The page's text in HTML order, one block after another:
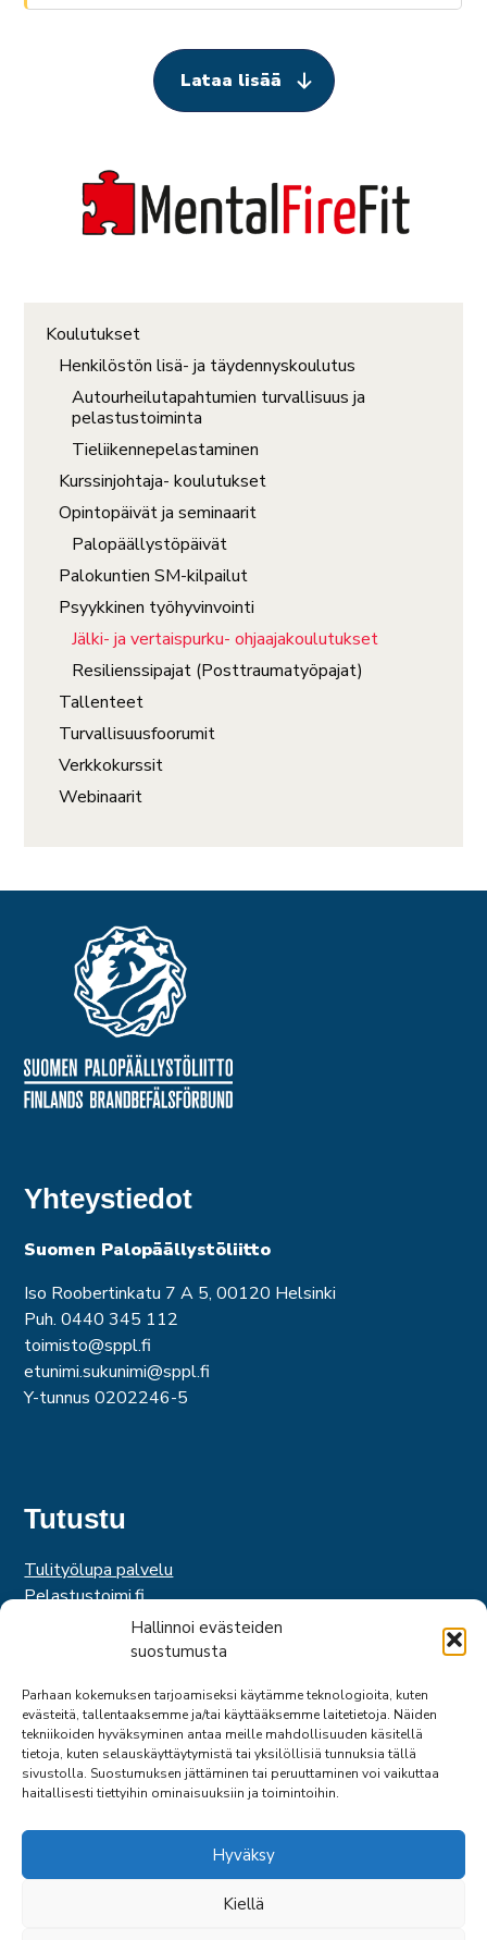
Hallinnoi evästeiden
suostumusta
Parhaan kokemuksen tarjoamiseksi käytämme teknologioita, kuten
evästeitä, tallentaaksemme ja/tai käyttääksemme laitetietoja. Näiden
tekniikoiden hyväksyminen antaa meille mahdollisuuden käsitellä
tietoja, kuten selauskäyttäytymistä tai yksilöllisiä tunnuksia tällä
sivustolla. Suostumuksen jättäminen tai peruuttaminen voi vaikuttaa
haitallisesti tiettyihin ominaisuuksiin ja toimintoihin.
Hyväksy
Kiellä
Lataa lisää
Koulutukset
Henkilöstön lisä- ja täydennyskoulutus
Autourheilutapahtumien turvallisuus ja
pelastustoiminta
Tieliikennepelastaminen
Kurssinjohtaja- koulutukset
Opintopäivät ja seminaarit
Palopäällystöpäivät
Palokuntien SM-kilpailut
Psyykkinen työhyvinvointi
Jälki- ja vertaispurku- ohjaajakoulutukset
Resilienssipajat (Posttraumatyöpajat)
Tallenteet
Turvallisuusfoorumit
Verkkokurssit
Webinaarit
Yhteystiedot
Suomen Palopäällystöliitto
Iso Roobertinkatu 7 A 5, 00120 Helsinki
Puh. 0440 345 112
toimisto@sppl.fi
etunimi.sukunimi@sppl.fi
Y-tunnus 0202246-5
Tutustu
Tulityölupa palvelu
Pelastustoimi.fi
Hätäkeskuslaitos
Palosuojelurahasto
Suomen Pelastusalan Keskusjärjestö
SPEK
Federation of EUropean Fire Officers